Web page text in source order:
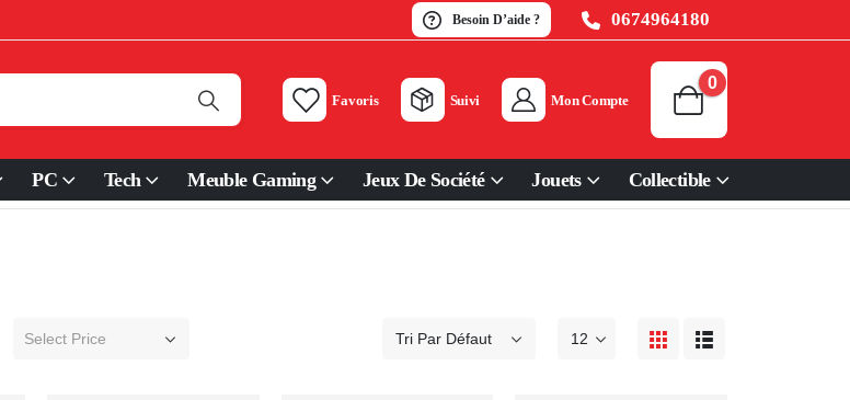
Besoin D’aide ? 0674964180
Favoris Suivi Mon Compte
0
PC Tech Meuble Gaming Jeux De Société Jouets Collectible
Select Price